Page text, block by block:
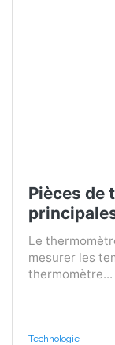
Pièces de
Le
mesurer les
thermomètre...
Technologie